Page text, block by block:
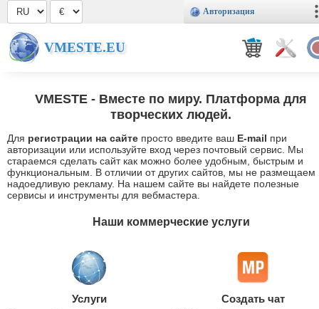
Авторизация
VMESTE.EU
VMESTE - Вместе по миру. Платформа для
творческих людей.
Для регистрации на сайте просто введите ваш E-mail при
авторизации или используйте вход через почтовый сервис. Мы
стараемся сделать сайт как можно более удобным, быстрым и
функциональным. В отличии от других сайтов, мы не размещаем
надоедливую рекламу. На нашем сайте вы найдете полезные
сервисы и инструменты для вебмастера.
Наши коммерческие услуги
Услуги Создать чат